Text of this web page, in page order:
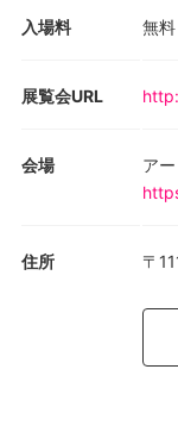
入場料 無料
展覧会URL
会場
ア
住所 〒